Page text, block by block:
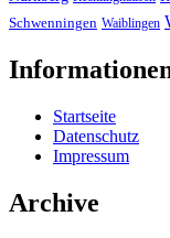
Schwenningen Waiblingen
Startseite
Datenschutz
Impressum
Archive